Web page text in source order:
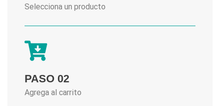
Selecciona un producto
PASO 02
Agrega al carrito